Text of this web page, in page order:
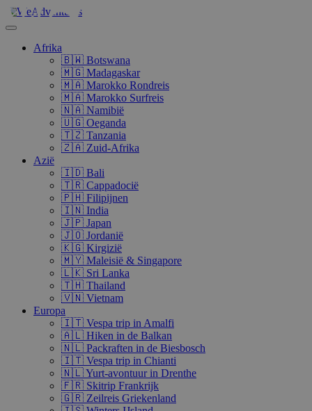
Afrika
🇧🇼 Botswana
🇲🇬 Madagaskar
🇲🇦 Marokko Rondreis
🇲🇦 Marokko Surfreis
🇳🇦 Namibië
🇺🇬 Oeganda
🇹🇿 Tanzania
🇿🇦 Zuid-Afrika
Azië
🇮🇩 Bali
🇹🇷 Cappadocië
🇵🇭 Filipijnen
🇮🇳 India
🇯🇵 Japan
🇯🇴 Jordanië
🇰🇬 Kirgizië
🇲🇾 Maleisië & Singapore
🇱🇰 Sri Lanka
🇹🇭 Thailand
🇻🇳 Vietnam
Europa
🇮🇹 Vespa trip in Amalfi
🇦🇱 Hiken in de Balkan
🇳🇱 Packraften in de Biesbosch
🇮🇹 Vespa trip in Chianti
🇳🇱 Yurt-avontuur in Drenthe
🇫🇷 Skitrip Frankrijk
🇬🇷 Zeilreis Griekenland